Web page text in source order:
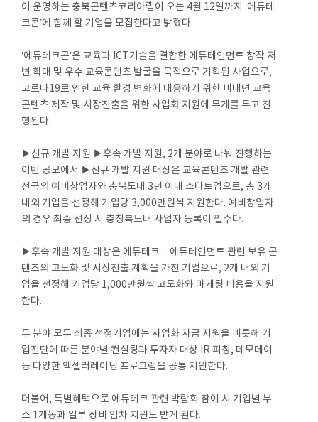
이 운영하는 충북콘텐츠코리아랩이 오는 4월 12일까지 ‘에듀테
크콘’에 함께 할 기업을 모집한다고 밝혔다.
‘에듀테크콘’은 교육과 ICT기술을 결합한 에듀테인먼트 창작 저
변 확대 및 우수 교육콘텐츠 발굴을 목적으로 기획된 사업으로,
코로나19로 인한 교육 환경 변화에 대응하기 위한 비대면 교육
콘텐츠 제작 및 시장진출을 위한 사업화 지원에 무게를 두고 진
행된다.
▶신규 개발 지원 ▶후속 개발 지원, 2개 분야로 나눠 진행하는
이번 공모에서 ▶신규 개발 지원 대상은 교육콘텐츠 개발 관련
전국의 예비창업자와 충북도내 3년 이내 스타트업으로, 총 3개
내외 기업을 선정해 기업당 3,000만원씩 지원한다. 예비창업자
의 경우 최종 선정 시 충청북도내 사업자 등록이 필수다.
▶후속 개발 지원 대상은 에듀테크ㆍ에듀테인먼트 관련 보유 콘
텐츠의 고도화 및 시장진출 계획을 가진 기업으로, 2개 내외 기
업을 선정해 기업당 1,000만원씩 고도화와 마케팅 비용을 지원
한다.
두 분야 모두 최종 선정기업에는 사업화 자금 지원을 비롯해 기
업진단에 따른 분야별 컨설팅과 투자자 대상 IR 피칭, 데모데이
등 다양한 엑셀러레이팅 프로그램을 공통 지원한다.
더불어, 특별혜택으로 에듀테크 관련 박람회 참여 시 기업별 부
스 1개동과 일부 장비 임차 지원도 받게 된다.